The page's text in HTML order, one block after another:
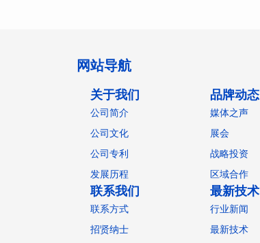
网站导航
关于我们
公司简介
公司文化
公司专利
发展历程
联系我们
联系方式
招贤纳士
品牌动态
媒体之声
展会
战略投资
区域合作
最新技术
行业新闻
最新技术